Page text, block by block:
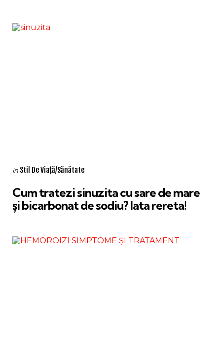
Categories
Posted
in Stil De Viaţă/Sănătate
Cum tratezi sinuzita cu sare de mare
și bicarbonat de sodiu? Iata rereta!